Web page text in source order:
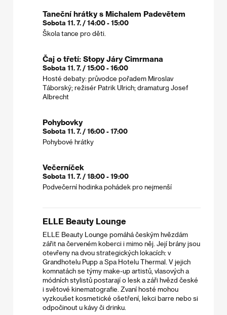
Taneční hrátky s Michalem Padevětem
Sobota 11. 7. / 14:00 - 15:00
Škola tance pro děti.
Čaj o třetí: Stopy Járy Cimrmana
Sobota 11. 7. / 15:00 - 16:00
Hosté debaty: průvodce pořadem Miroslav
Táborský; režisér Patrik Ulrich; dramaturg Josef
Albrecht
Pohybovky
Sobota 11. 7. / 16:00 - 17:00
Pohybové hrátky
Večerníček
Sobota 11. 7. / 18:00 - 19:00
Podvečerní hodinka pohádek pro nejmenší
ELLE Beauty Lounge
ELLE Beauty Lounge pomáhá českým hvězdám
zářit na červeném koberci i mimo něj. Její brány jsou
otevřeny na dvou strategických lokacích: v
Grandhotelu Pupp a Spa Hotelu Thermal. V jejich
komnatách se týmy make-up artistů, vlasových a
módních stylistů postarají o lesk a záři hvězd české
i světové kinematografie. Zvaní hosté mohou
vyzkoušet kosmetické ošetření, lekci barre nebo si
odpočinout u kávy či drinku.